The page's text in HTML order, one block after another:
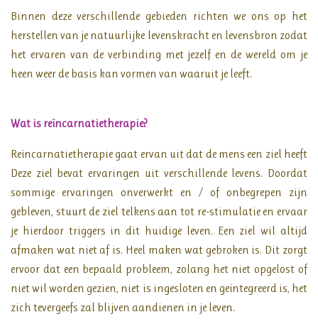
Binnen deze verschillende gebieden richten we ons op het
herstellen van je natuurlijke levenskracht en levensbron zodat
het ervaren van de verbinding met jezelf en de wereld om je
heen weer de basis kan vormen van waaruit je leeft.
Wat is reïncarnatietherapie?
Reïncarnatietherapie gaat ervan uit dat de mens een ziel heeft
Deze ziel bevat ervaringen uit verschillende levens. Doordat
sommige ervaringen onverwerkt en / of onbegrepen zijn
gebleven, stuurt de ziel telkens aan tot re-stimulatie en ervaar
je hierdoor triggers in dit huidige leven. Een ziel wil altijd
afmaken wat niet af is. Heel maken wat gebroken is. Dit zorgt
ervoor dat een bepaald probleem, zolang het niet opgelost of
niet wil worden gezien, niet is ingesloten en geïntegreerd is, het
zich tevergeefs zal blijven aandienen in je leven.